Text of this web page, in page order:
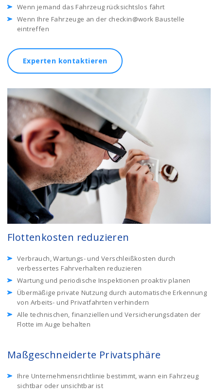
Wenn jemand das Fahrzeug rücksichtslos fährt
Wenn Ihre Fahrzeuge an der checkin@work Baustelle
eintreffen
Experten kontaktieren
Flottenkosten reduzieren
Verbrauch, Wartungs- und Verschleißkosten durch
verbessertes Fahrverhalten reduzieren
Wartung und periodische Inspektionen proaktiv planen
Übermäßige private Nutzung durch automatische Erkennung
von Arbeits- und Privatfahrten verhindern
Alle technischen, finanziellen und Versicherungsdaten der
Flotte im Auge behalten
Maßgeschneiderte Privatsphäre
Ihre Unternehmensrichtlinie bestimmt, wann ein Fahrzeug
sichtbar oder unsichtbar ist